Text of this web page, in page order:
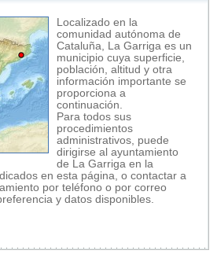
Localizado en la
comunidad autónoma de
Cataluña, La Garriga es un
municipio cuya superficie,
población, altitud y otra
información importante se
proporciona a
continuación.
Para todos sus
procedimientos
administrativos, puede
dirigirse al ayuntamiento
de La Garriga en la
en esta página, o contactar a
por teléfono o por correo
y datos disponibles.